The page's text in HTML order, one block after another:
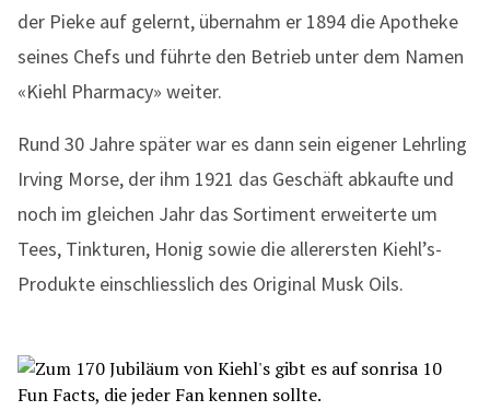
der Pieke auf gelernt, übernahm er 1894 die Apotheke
seines Chefs und führte den Betrieb unter dem Namen
«Kiehl Pharmacy» weiter.
Rund 30 Jahre später war es dann sein eigener Lehrling
Irving Morse, der ihm 1921 das Geschäft abkaufte und
noch im gleichen Jahr das Sortiment erweiterte um
Tees, Tinkturen, Honig sowie die allerersten Kiehl’s-
Produkte einschliesslich des Original Musk Oils.